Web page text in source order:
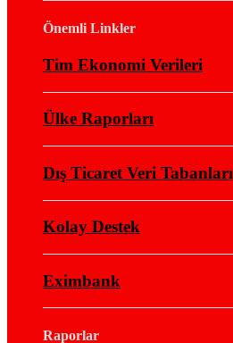
Önemli Linkler
Tim Ekonomi Verileri
Ülke Raporları
Dış Ticaret Veri Tabanları
Kolay Destek
Eximbank
Raporlar